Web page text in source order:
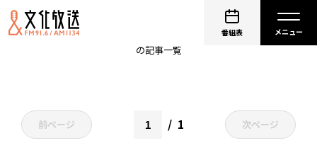
番組表
の記事一覧
前ページ 1 次ページ